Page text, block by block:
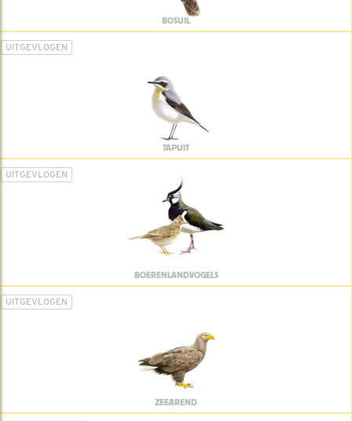
BOSUIL
UITGEVLOGEN
TAPUIT
UITGEVLOGEN
BOERENLANDVOGELS
UITGEVLOGEN
ZEEAREND